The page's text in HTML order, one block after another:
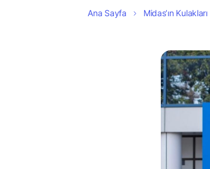
Ana Sayfa Midas’ın Kulakları